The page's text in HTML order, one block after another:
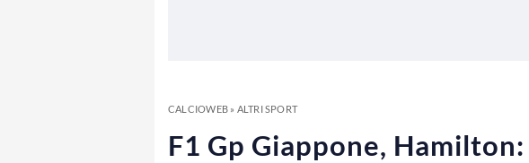
CALCIOWEB» ALTRI SPORT
F1 Gp Giappone,